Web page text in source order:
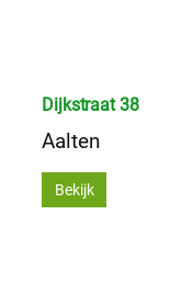
Dijkstraat 38
Aalten
Bekijk